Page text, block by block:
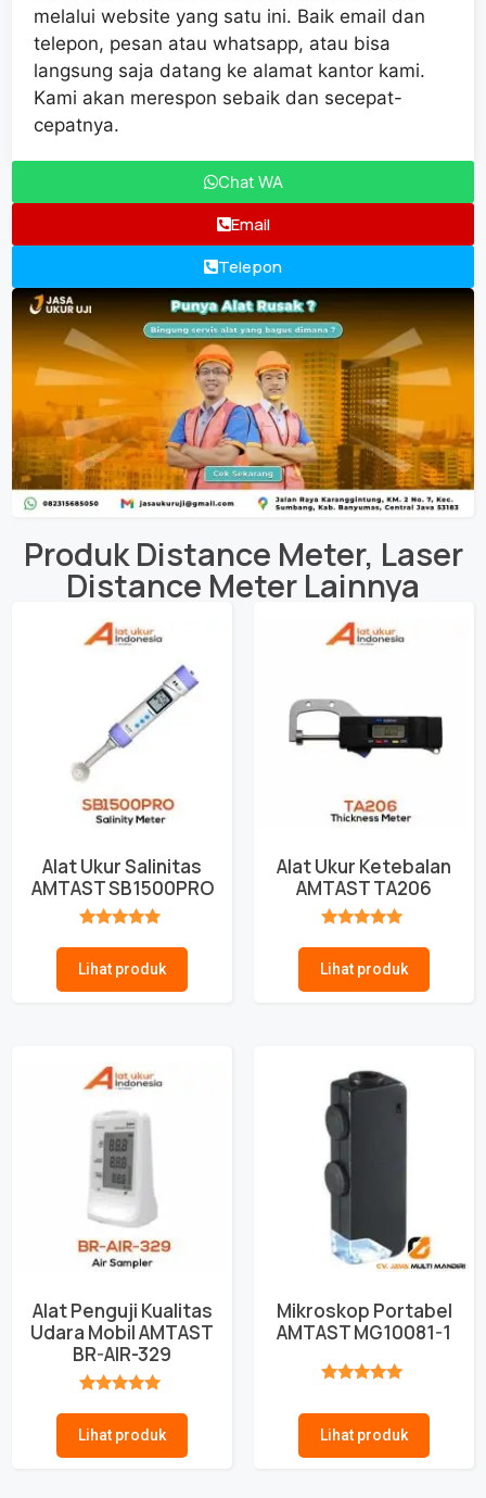
melalui website yang satu ini. Baik email dan
telepon, pesan atau whatsapp, atau bisa
langsung saja datang ke alamat kantor kami.
Kami akan merespon sebaik dan secepat-
cepatnya.
Chat WA
Email
Telepon
ProdukDistance Meter, Laser
Distance Meter Lainnya
Alat Ukur Salinitas
AMTAST SB1500PRO
Lihat produk
Alat Ukur Ketebalan
AMTAST TA206
Lihat produk
Alat Penguji Kualitas
Udara Mobil AMTAST
BR-AIR-329
Lihat produk
Mikroskop Portabel
AMTAST MG10081-1
Lihat produk